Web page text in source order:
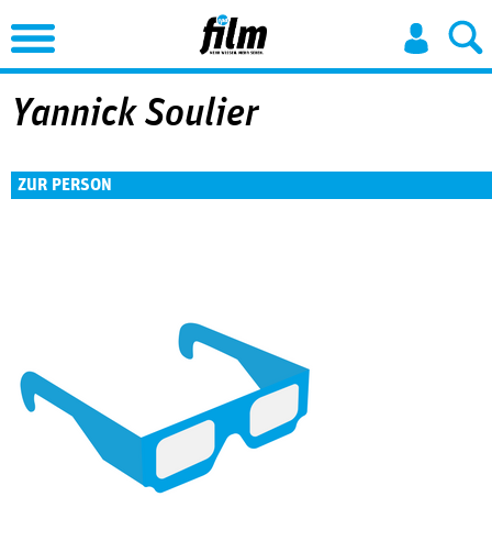
Jump to Navigation
Yannick Soulier
ZUR PERSON